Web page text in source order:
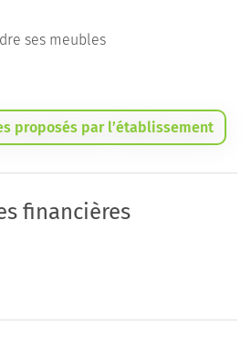
ses meubles
proposés par l’établissement
financières